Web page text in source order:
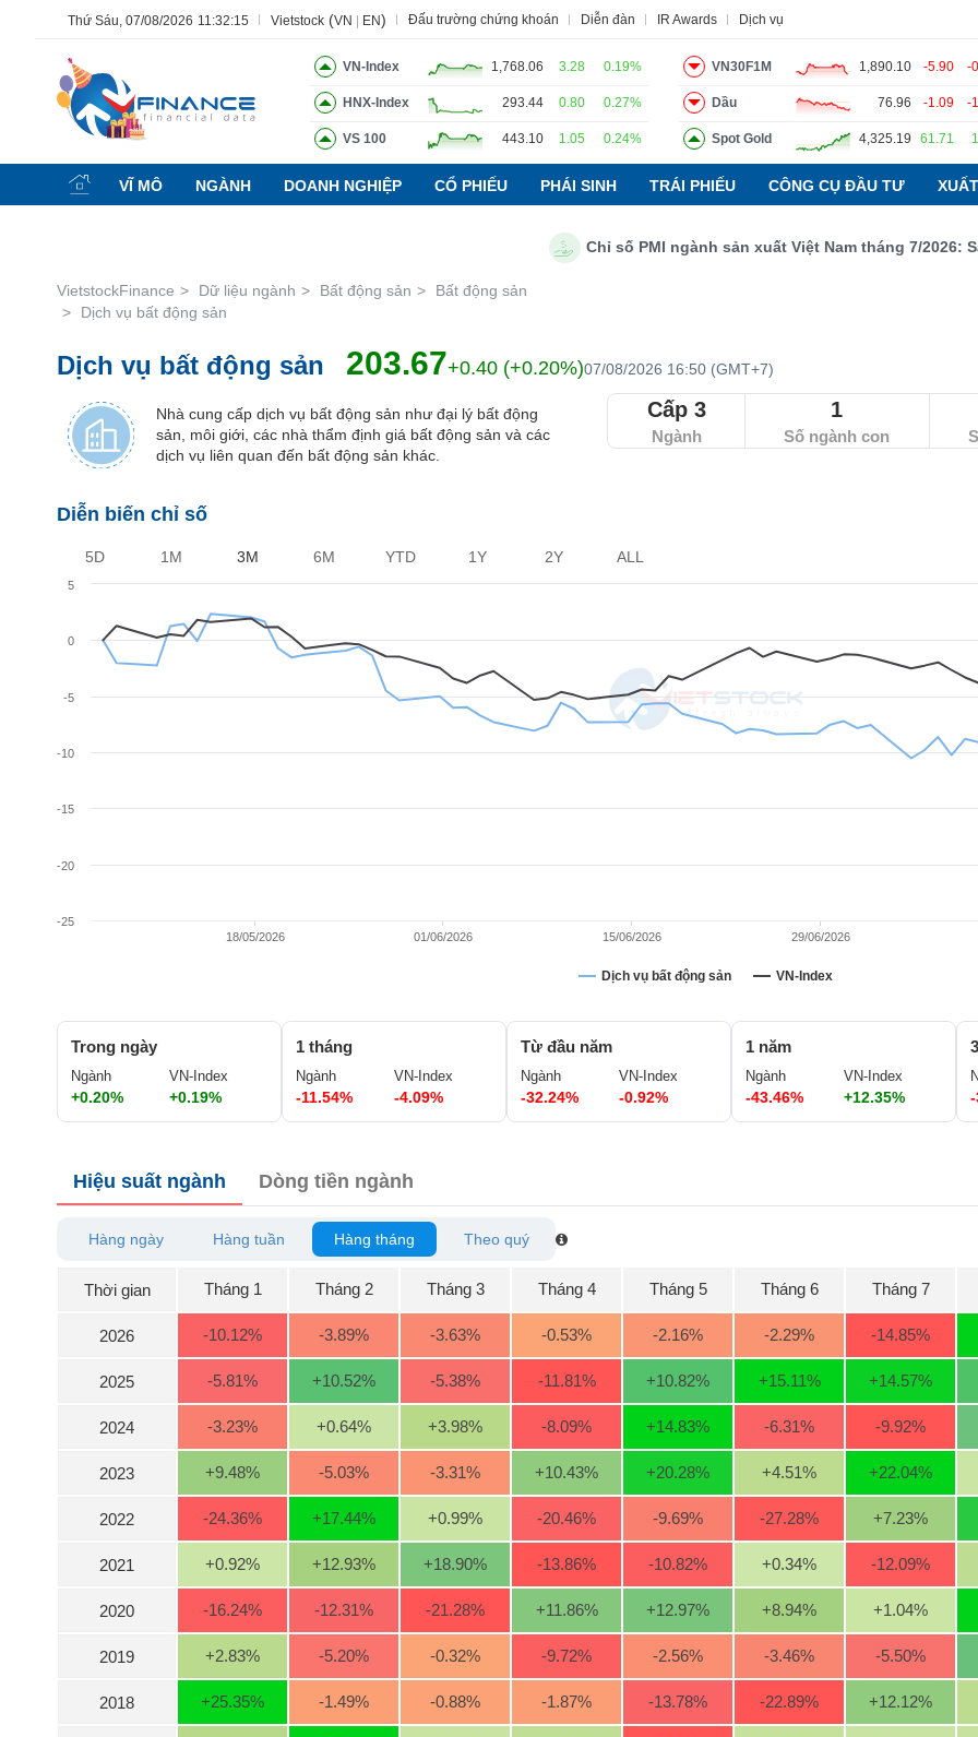
Thứ Sáu, 07/08/2026 11:32:16 Vietstock (VN EN) Đấu trường chứng khoán Diễn đàn IR Awards Dịch vụ
VN-Index 1,768.06 3.28 0.19%
HNX-Index 293.44 0.80 0.27%
VS 100 443.10 1.05 0.24%
VN30F1M 1,890.10 -5.90 -
Dầu 76.96 -1.09 -
Spot Gold 4,325.19 61.71
VĨ MÔ NGÀNH DOANH NGHIỆP CỔ PHIẾU PHÁI SINH TRÁI PHIẾU CÔNG CỤ ĐẦU TƯ
Chỉ số PMI ngành sản xuất Việt Nam tháng 7/2026:
VietstockFinance Dữ liệu ngành Bất động sản
Bất động sản
Dịch vụ bất động sản
Dịch vụ bất động sản 203.67+0.40 (+0.20%)07/08/2026 16:50 (GMT+7)
Nhà cung cấp dịch vụ bất động sản như đại lý bất động
sản, môi giới, các nhà thẩm định giá bất động sản và các
dịch vụ liên quan đến bất động sản khác.
Cấp 3
Ngành
1
Số ngành con
Diễn biến chỉ số
5D 1M 3M 6M YTD 1Y 2Y ALL
Dịch vụ bất động sản VN-Index
18/05/2026 01/06/2026 15/06/2026 29/06/2026
-25
-20
-15
-10
-5
0
5
Trong ngày
Ngành
+0.20%
VN-Index
+0.19%
1 tháng
Ngành
-11.54%
VN-Index
-4.09%
Từ đầu năm
Ngành
-32.24%
VN-Index
-0.92%
1 năm
Ngành
-43.46%
VN-Index
+12.35%
Hiệu suất ngành Dòng tiền ngành
Hàng ngày Hàng tuần Hàng tháng Theo quý
Thời gian
2026
2025
2024
2023
2022
2021
2020
2019
2018
Tháng 1 Tháng 2 Tháng 3 Tháng 4 Tháng 5 Tháng 6 Tháng 7
-10.12% -3.89% -3.63% -0.53% -2.16% -2.29% -14.85%
-5.81% +10.52% -5.38% -11.81% +10.82% +15.11% +14.57%
-3.23% +0.64% +3.98% -8.09% +14.83% -6.31% -9.92%
+9.48% -5.03% -3.31% +10.43% +20.28% +4.51% +22.04%
-24.36% +17.44% +0.99% -20.46% -9.69% -27.28% +7.23%
+0.92% +12.93% +18.90% -13.86% -10.82% +0.34% -12.09%
-16.24% -12.31% -21.28% +11.86% +12.97% +8.94% +1.04%
+2.83% -5.20% -0.32% -9.72% -2.56% -3.46% -5.50%
+25.35% -1.49% -0.88% -1.87% -13.78% -22.89% +12.12%
Tất cả Tính năng Ngành Mã chứng khoán Lãnh đạo Báo cáo phân tích Thuật ngữ
Tính
năng
(-)
KHOÁN
DOANH
NGHIỆP
ĐỘNG
SẢN
HÀNG
KINH
ĐÔNG
DƯƠNG
CHÍNH
CÁ
PHÂN
NGHIỆP